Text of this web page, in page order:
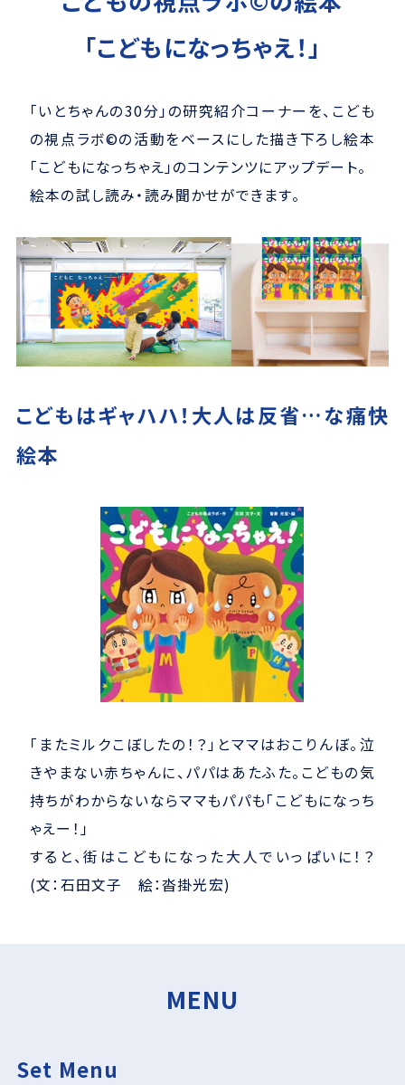
「こどもになっちゃえ！」
「いとちゃんの30分」の研究紹介コーナーを、こども
の視点ラボ©の活動をベースにした描き下ろし絵本
「こどもになっちゃえ」のコンテンツにアップデート。
絵本の試し読み・読み聞かせができます。
こどもはギャハハ！大人は反省…な痛快
絵本​
「またミルクこぼしたの！？」とママはおこりんぼ。​泣
きやまない赤ちゃんに、パパはあたふた。​こどもの気
持ちがわからないならママもパパも​「こどもになっち
ゃえー！」​
すると、街はこどもになった大人でいっぱいに！？
(文：石田文子 絵：沓掛光宏)
MENU
Set Menu